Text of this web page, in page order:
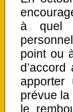
à quel
point ou
apporter
prévue la
le